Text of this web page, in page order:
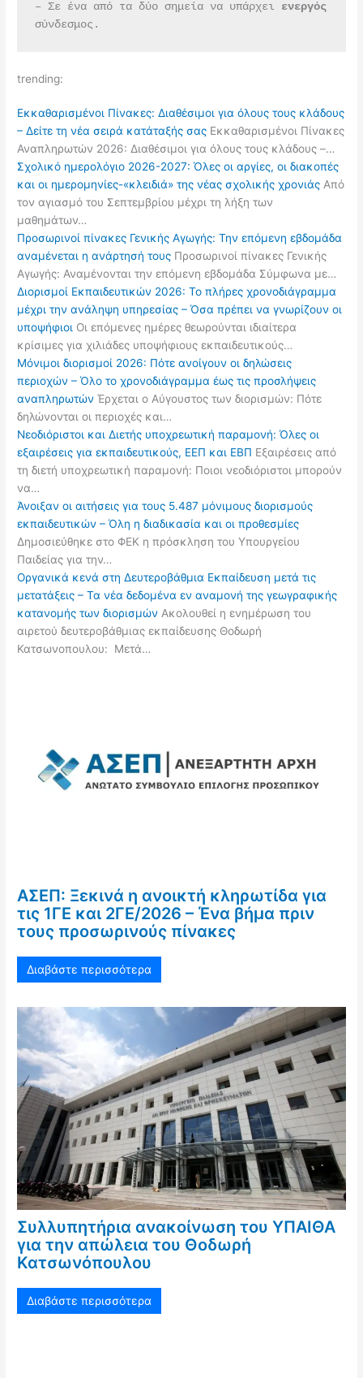
– Σε ένα από τα δύο σημεία να υπάρχει
ενεργός
σύνδεσμος.
trending:
Εκκαθαρισμένοι Πίνακες: Διαθέσιμοι για όλους τους κλάδους
– Δείτε τη νέα σειρά κατάταξής σας Εκκαθαρισμένοι Πίνακες
Αναπληρωτών 2026: Διαθέσιμοι για όλους τους κλάδους –…
Σχολικό ημερολόγιο 2026-2027: Όλες οι αργίες, οι διακοπές
και οι ημερομηνίες-«κλειδιά» της νέας σχολικής χρονιάς Από
τον αγιασμό του Σεπτεμβρίου μέχρι τη λήξη των
μαθημάτων…
Προσωρινοί πίνακες Γενικής Αγωγής: Την επόμενη εβδομάδα
αναμένεται η ανάρτησή τους Προσωρινοί πίνακες Γενικής
Αγωγής: Αναμένονται την επόμενη εβδομάδα Σύμφωνα με…
Διορισμοί Εκπαιδευτικών 2026: Το πλήρες χρονοδιάγραμμα
μέχρι την ανάληψη υπηρεσίας – Όσα πρέπει να γνωρίζουν οι
υποψήφιοι Οι επόμενες ημέρες θεωρούνται ιδιαίτερα
κρίσιμες για χιλιάδες υποψήφιους εκπαιδευτικούς…
Μόνιμοι διορισμοί 2026: Πότε ανοίγουν οι δηλώσεις
περιοχών – Όλο το χρονοδιάγραμμα έως τις προσλήψεις
αναπληρωτών Έρχεται ο Αύγουστος των διορισμών: Πότε
δηλώνονται οι περιοχές και…
Νεοδιόριστοι και Διετής υποχρεωτική παραμονή: Όλες οι
εξαιρέσεις για εκπαιδευτικούς, ΕΕΠ και ΕΒΠ Εξαιρέσεις από
τη διετή υποχρεωτική παραμονή: Ποιοι νεοδιόριστοι μπορούν
να…
Άνοιξαν οι αιτήσεις για τους 5.487 μόνιμους διορισμούς
εκπαιδευτικών – Όλη η διαδικασία και οι προθεσμίες
Δημοσιεύθηκε στο ΦΕΚ η πρόσκληση του Υπουργείου
Παιδείας για την…
Οργανικά κενά στη Δευτεροβάθμια Εκπαίδευση μετά τις
μετατάξεις – Τα νέα δεδομένα εν αναμονή της γεωγραφικής
κατανομής των διορισμών Ακολουθεί η ενημέρωση του
αιρετού δευτεροβάθμιας εκπαίδευσης Θοδωρή
Κατσωνοπουλου: Μετά…
ΑΣΕΠ: Ξεκινά η ανοικτή κληρωτίδα για
τις 1ΓΕ και 2ΓΕ/2026 – Ένα βήμα πριν
τους προσωρινούς πίνακες
Διαβάστε περισσότερα
Συλλυπητήρια ανακοίνωση του ΥΠΑΙΘΑ
για την απώλεια του Θοδωρή
Κατσωνόπουλου
Διαβάστε περισσότερα